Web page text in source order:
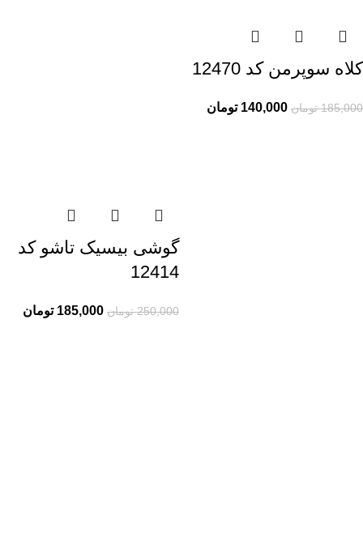
کلاه سوپرمن کد 12470
185,000 تومان 140,000 تومان
گوشی بیسیک تاشو کد
12414
250,000 تومان 185,000 تومان